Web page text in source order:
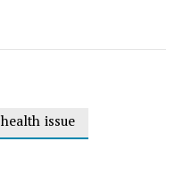
health issue